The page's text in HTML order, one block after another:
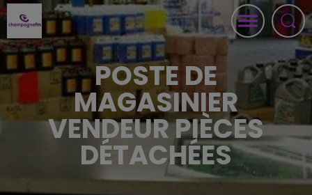
POSTE DE
MAGASINIER
VENDEUR PIÈCES
DÉTACHÉES